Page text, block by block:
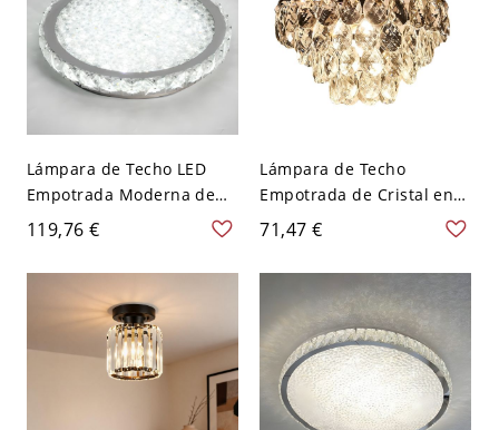
Lámpara de Techo LED
Empotrada Moderna de
Cristal, Cristal K9 y Acero
Entradas y Dormitorios -
110 A 120 V 20,32 cm
Blanco
119,76 €
Lámpara de Techo
Empotrada de Cristal en
Capas Glam, Metal Negro
Entradas y Salas de Estar
- 110 A 120 V
71,47 €